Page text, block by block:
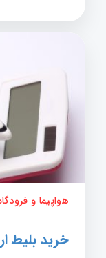
هواپیما و
خرید بلیط